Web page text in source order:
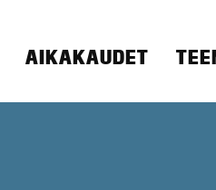
AIKAKAUDET